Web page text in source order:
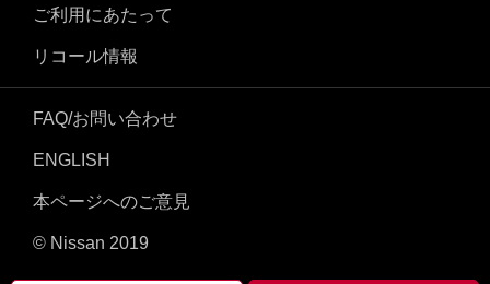
ご利用にあたって
リコール情報
FAQ/お問い合わせ
ENGLISH
本ページへのご意見
© Nissan 2019